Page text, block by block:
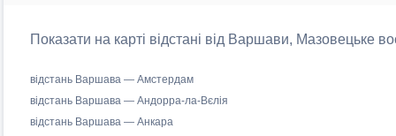
Показати на карті відстані від Варшави, Мазовецьке
відстань Варшава — Амстердам
відстань Варшава — Андорра-ла-Вєлія
відстань Варшава — Анкара